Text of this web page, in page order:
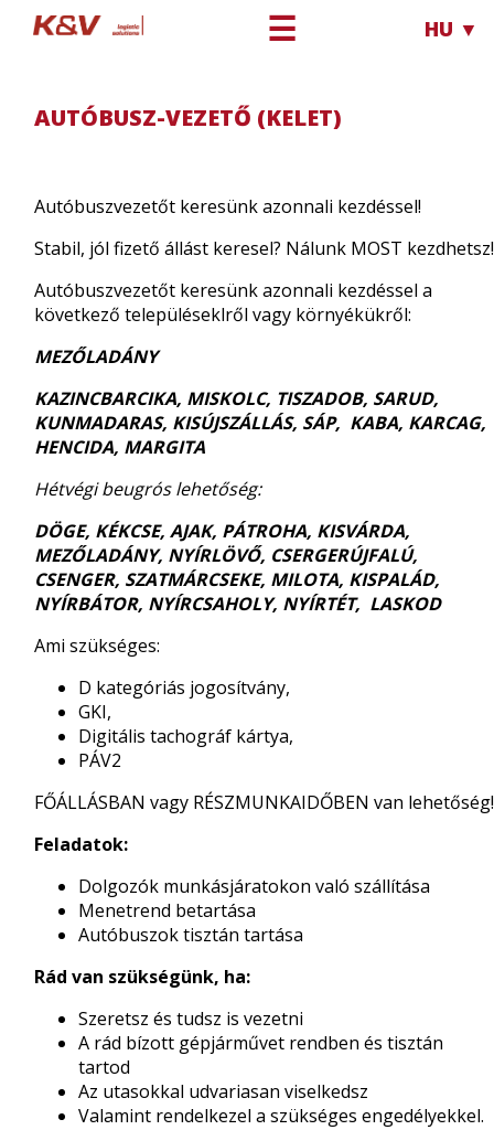
☰ HU ▼
Autóbusz-Vezető (KELET)
AUTÓBUSZ-VEZETŐ (KELET)
Autóbuszvezetőt keresünk azonnali kezdéssel!
Stabil, jól fizető állást keresel? Nálunk MOST kezdhetsz!
Autóbuszvezetőt keresünk azonnali kezdéssel a
következő településeklről vagy környékükről:
MEZŐLADÁNY
KAZINCBARCIKA, MISKOLC, TISZADOB, SARUD,
KUNMADARAS, KISÚJSZÁLLÁS, SÁP, KABA, KARCAG,
HENCIDA, MARGITA
Hétvégi beugrós lehetőség:
DÖGE, KÉKCSE, AJAK, PÁTROHA, KISVÁRDA,
MEZŐLADÁNY, NYÍRLÖVŐ, CSERGERÚJFALÚ,
CSENGER, SZATMÁRCSEKE, MILOTA, KISPALÁD,
NYÍRBÁTOR, NYÍRCSAHOLY, NYÍRTÉT, LASKOD
Ami szükséges:
D kategóriás jogosítvány,
GKI,
Digitális tachográf kártya,
PÁV2
FŐÁLLÁSBAN vagy RÉSZMUNKAIDŐBEN van lehetőség!
Feladatok:
Dolgozók munkásjáratokon való szállítása
Menetrend betartása
Autóbuszok tisztán tartása
Rád van szükségünk, ha:
Szeretsz és tudsz is vezetni
A rád bízott gépjárművet rendben és tisztán
tartod
Az utasokkal udvariasan viselkedsz
Valamint rendelkezel a szükséges engedélyekkel.